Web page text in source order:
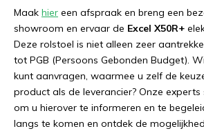
Maak hier een afspraak en breng een
showroom en ervaar de Excel X50R+
Deze rolstoel is niet alleen zeer
tot PGB (Persoons Gebonden Budget).
kunt aanvragen, waarmee u zelf de
product als de leverancier? Onze
om u hierover te informeren en te
langs te komen en ontdek de